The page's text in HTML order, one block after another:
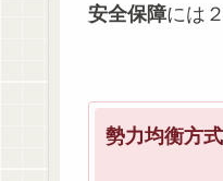
安全保障には
勢力均衡方式